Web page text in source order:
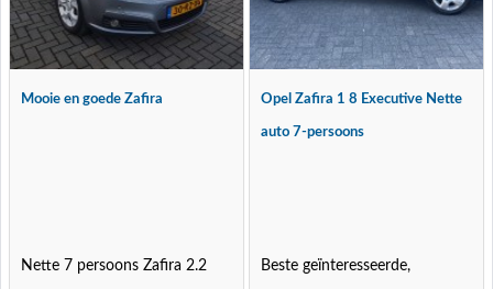
Mooie en goede Zafira
Nette 7 persoons Zafira 2.2
Opel Zafira 1 8 Executive Nette
auto 7-persoons
Beste geïnteresseerde,